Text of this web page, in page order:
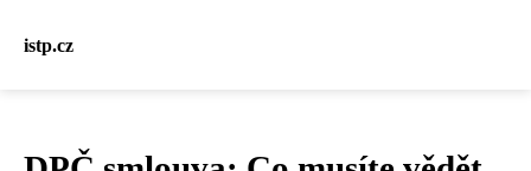
istp.cz